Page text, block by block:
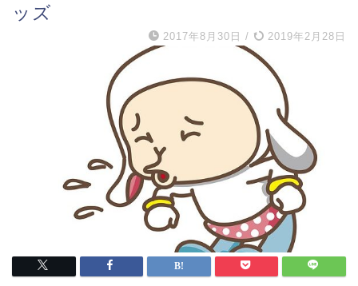
ッズ
2017年8月30日 / 2019年2月28日